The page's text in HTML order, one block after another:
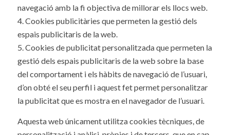
navegació amb la fi objectiva de millorar els llocs web.
4. Cookies publicitàries que permeten la gestió dels
espais publicitaris de la web.
5. Cookies de publicitat personalitzada que permeten la
gestió dels espais publicitaris de la web sobre la base
del comportament i els hàbits de navegació de l’usuari,
d’on obté el seu perfil i aquest fet permet personalitzar
la publicitat que es mostra en el navegador de l’usuari.
Aquesta web únicament utilitza cookies tècniques, de